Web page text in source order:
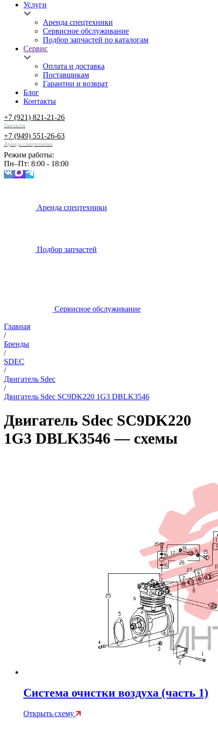
Услуги
Аренда спецтехники
Сервисное обслуживание
Подбор запчастей по каталогам
Сервис
Оплата и доставка
Поставщикам
Гарантии и возврат
Блог
Контакты
+7 (921) 821-21-26
Запчасти
+7 (949) 551-26-63
Аренда спецтехники
Режим работы:
Пн–Пт: 8:00 - 18:00
Аренда спецтехники
Подбор запчастей
Сервисное обслуживание
Главная
/
Бренды
/
SDEC
/
Двигатель Sdec
/
Двигатель Sdec SC9DK220 1G3 DBLK3546
Двигатель Sdec SC9DK220
1G3 DBLK3546 — схемы
Система очистки воздуха (часть 1)
Открыть схему